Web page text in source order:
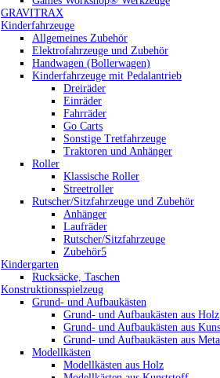
GRAVITRAX
Kinderfahrzeuge
Allgemeines Zubehör
Elektrofahrzeuge und Zubehör
Handwagen (Bollerwagen)
Kinderfahrzeuge mit Pedalantrieb
Dreiräder
Einräder
Fahrräder
Go Carts
Sonstige Tretfahrzeuge
Traktoren und Anhänger
Roller
Klassische Roller
Streetroller
Rutscher/Sitzfahrzeuge und Zubehör
Anhänger
Laufräder
Rutscher/Sitzfahrzeuge
Zubehör5
Kindergarten
Rucksäcke, Taschen
Konstruktionsspielzeug
Grund- und Aufbaukästen
Grund- und Aufbaukästen aus Holz
Grund- und Aufbaukästen aus
Grund- und Aufbaukästen aus
Modellkästen
Modellkästen aus Holz